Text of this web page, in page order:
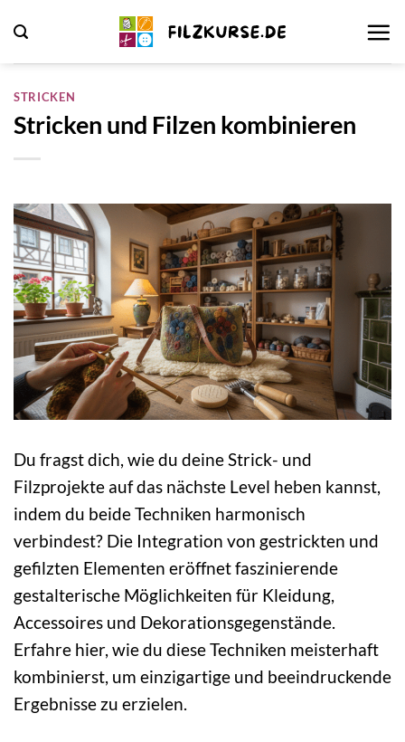
Inhalt
springen
STRICKEN
Stricken und Filzen kombinieren
Du fragst dich, wie du deine Strick- und
Filzprojekte auf das nächste Level heben kannst,
indem du beide Techniken harmonisch
verbindest? Die Integration von gestrickten und
gefilzten Elementen eröffnet faszinierende
gestalterische Möglichkeiten für Kleidung,
Accessoires und Dekorationsgegenstände.
Erfahre hier, wie du diese Techniken meisterhaft
kombinierst, um einzigartige und beeindruckende
Ergebnisse zu erzielen.